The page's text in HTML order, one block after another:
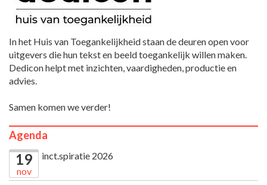
In het Huis van Toegankelijkheid staan de deuren open voor
uitgevers die hun tekst en beeld toegankelijk willen maken.
Dedicon helpt met inzichten, vaardigheden, productie en
advies.
Samen komen we verder!
Agenda
19
nov
inct.spiratie 2026